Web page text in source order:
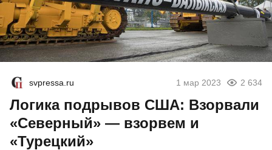
svpressa.ru 1 мар 2023 2 634
Логика подрывов США: Взорвали
«Северный» — взорвем и
«Турецкий»